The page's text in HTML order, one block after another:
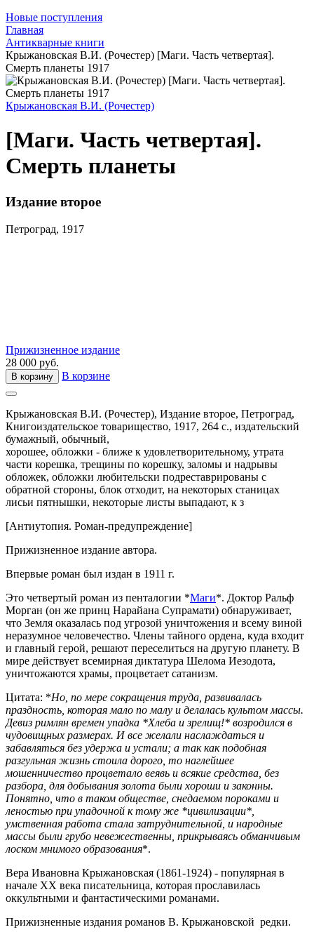
Новые поступления
Главная
Антикварные книги
Крыжановская В.И. (Рочестер) [Маги. Часть четвертая].
Смерть планеты 1917
Крыжановская В.И. (Рочестер)
[Маги. Часть четвертая].
Смерть планеты
Издание второе
Петроград, 1917
Прижизненное издание
28 000 руб.
В корзину В корзине
Крыжановская В.И. (Рочестер), Издание второе, Петроград,
Книгоиздательское товарищество, 1917, 264 с., издательский
бумажный, обычный,
хорошее, обложки - ближе к удовлетворительному, утрата
части корешка, трещины по корешку, заломы и надрывы
обложек, обложки любительски подреставрированы с
обратной стороны, блок отходит, на некоторых станицах
лисьи пятнышки, некоторые листы выпадают, к з
[Антиутопия. Роман-предупреждение]
Прижизненное издание автора.
Впервые роман был издан в 1911 г.
Это четвертый роман из пенталогии *Маги*. Доктор Ральф
Морган (он же принц Нарайана Супрамати) обнаруживает,
что Земля оказалась под угрозой уничтожения и всему виной
неразумное человечество. Члены тайного ордена, куда входит
и главный герой, решают переселиться на другую планету. В
мире действует всемирная диктатура Шелома Иезодота,
уничтожаются храмы, процветает сатанизм.
Цитата: *Но, по мере сокращения труда, развивалась
праздность, которая мало по малу и делалась культом массы.
Девиз римлян времен упадка *Хлеба и зрелищ!* возродился в
чудовищных размерах. И все желали наслаждаться и
забавляться без удержа и устали; а так как подобная
разгульная жизнь стоила дорого, то наглейшее
мошенничество процветало веявь и всякие средства, без
разбора, для добывания золота были хороши и законны.
Понятно, что в таком обществе, снедаемом пороками и
леностью при упадочной к тому же *цивилизации*,
умственная работа стала затруднительной, и народные
массы были грубо невежественны, прикрываясь обманчивым
лоском мнимого образования*.
Вера Ивановна Крыжановская (1861-1924) - популярная в
начале XX века писательница, которая прославилась
оккультными и фантастическими романами.
Прижизненные издания романов В. Крыжановской редки.